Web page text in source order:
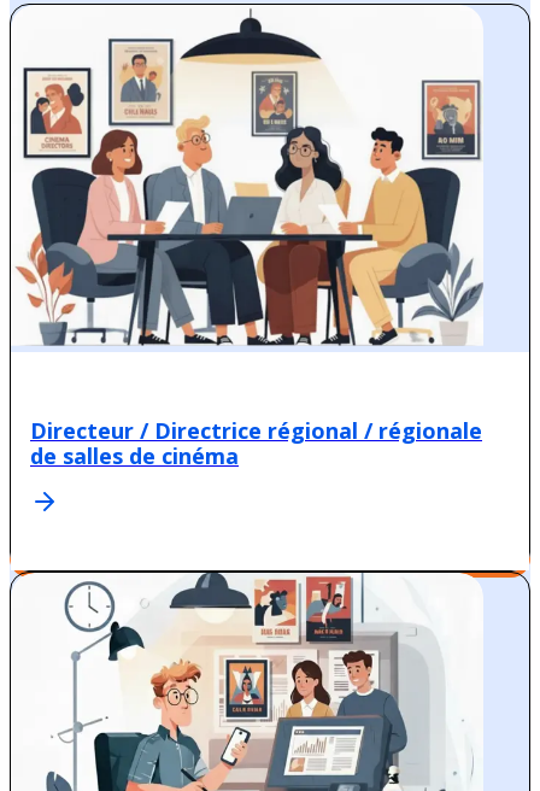
Directeur / Directrice régional / régionale
de salles de cinéma